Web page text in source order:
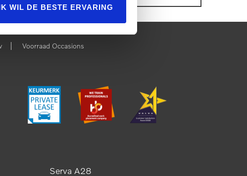
WIL DE BESTE ERVARING
| Voorraad Occasions
Serva A28